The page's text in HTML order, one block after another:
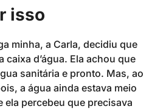
isso
minha, a Carla, decidiu que
caixa d’água. Ela achou que
sanitária e pronto. Mas, ao
a água ainda estava meio
ela percebeu que precisava